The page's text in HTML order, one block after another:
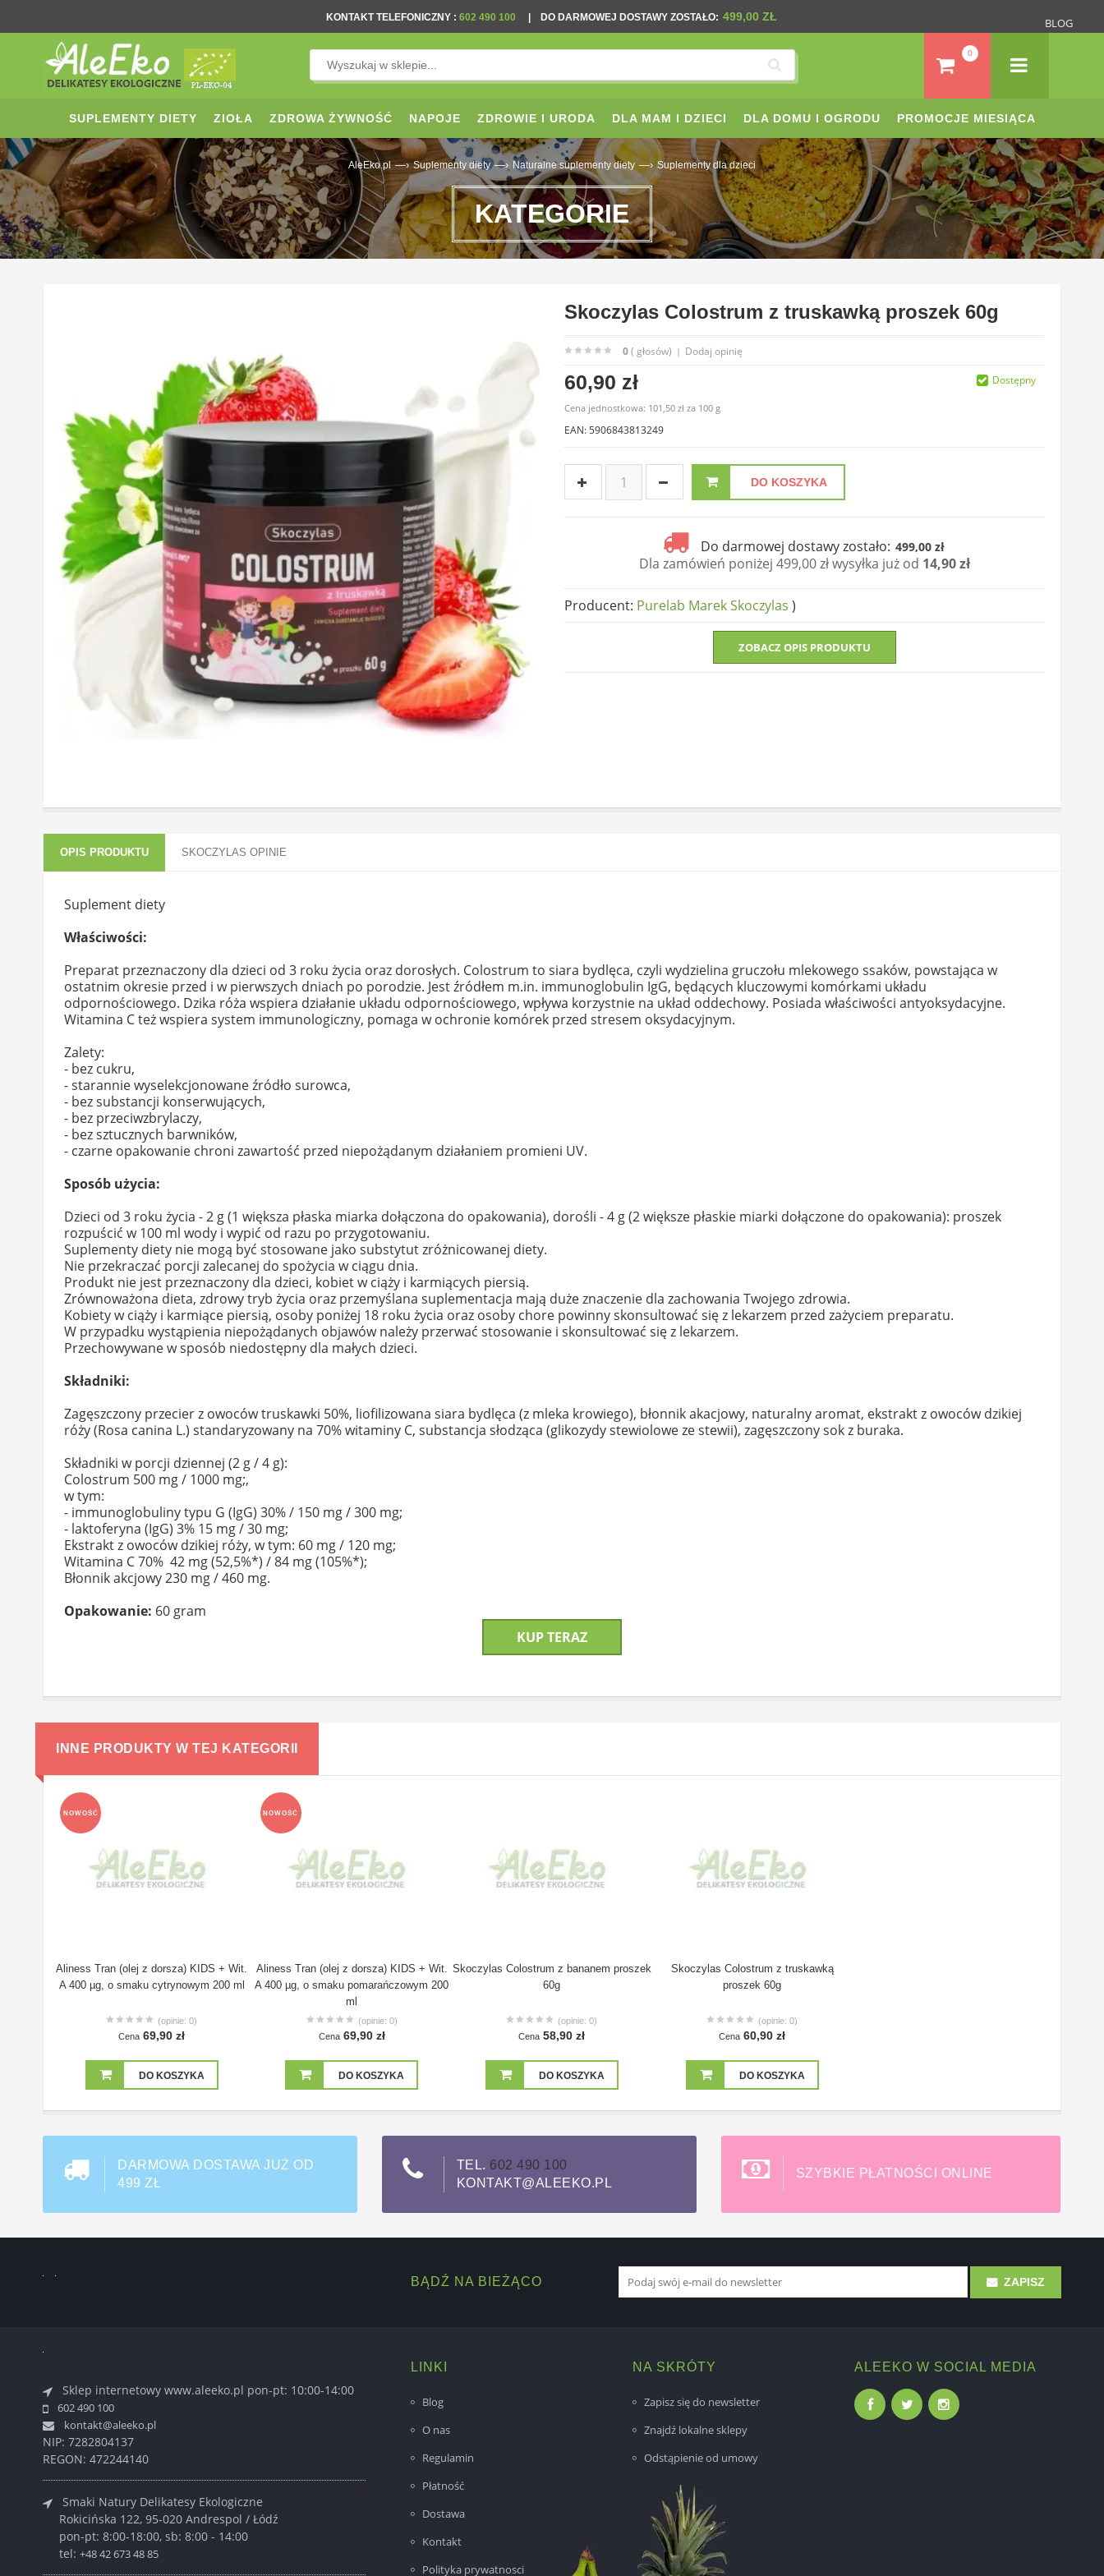
BLOG
KONTAKT TELEFONICZNY : 602 490 100 DO DARMOWEJ DOSTAWY ZOSTAŁO: 499,00 ZŁ
0
SUPLEMENTY DIETY ZIOŁA ZDROWA ŻYWNOŚĆ NAPOJE ZDROWIE I URODA DLA MAM I DZIECI DLA DOMU I OGRODU PROMOCJE MIESIĄCA
AleEko.pl —› Suplementy diety —› Naturalne suplementy diety —› Suplementy dla dzieci
KATEGORIE
Skoczylas Colostrum z truskawką proszek 60g
0( głosów) | Dodaj opinię
60,90 zł
Cena jednostkowa: 101,50 zł za 100 g
EAN: 5906843813249
DO KOSZYKA
Do darmowej dostawy zostało: 499,00 zł
Dla zamówień poniżej 499,00 zł wysyłka już od 14,90 zł
Dostępny
Producent: Purelab Marek Skoczylas )
ZOBACZ OPIS PRODUKTU
OPIS PRODUKTU SKOCZYLAS OPINIE
Suplement diety
Właściwości:
Preparat przeznaczony dla dzieci od 3 roku życia oraz dorosłych. Colostrum to siara bydlęca, czyli wydzielina gruczołu mlekowego ssaków, powstająca w
ostatnim okresie przed i w pierwszych dniach po porodzie. Jest źródłem m.in. immunoglobulin IgG, będących kluczowymi komórkami układu
odpornościowego. Dzika róża wspiera działanie układu odpornościowego, wpływa korzystnie na układ oddechowy. Posiada właściwości antyoksydacyjne.
Witamina C też wspiera system immunologiczny, pomaga w ochronie komórek przed stresem oksydacyjnym.
Zalety:
- bez cukru,
- starannie wyselekcjonowane źródło surowca,
- bez substancji konserwujących,
- bez przeciwzbrylaczy,
- bez sztucznych barwników,
- czarne opakowanie chroni zawartość przed niepożądanym działaniem promieni UV.
Sposób użycia:
Dzieci od 3 roku życia - 2 g (1 większa płaska miarka dołączona do opakowania), dorośli - 4 g (2 większe płaskie miarki dołączone do opakowania): proszek
rozpuścić w 100 ml wody i wypić od razu po przygotowaniu.
Suplementy diety nie mogą być stosowane jako substytut zróżnicowanej diety.
Nie przekraczać porcji zalecanej do spożycia w ciągu dnia.
Produkt nie jest przeznaczony dla dzieci, kobiet w ciąży i karmiących piersią.
Zrównoważona dieta, zdrowy tryb życia oraz przemyślana suplementacja mają duże znaczenie dla zachowania Twojego zdrowia.
Kobiety w ciąży i karmiące piersią, osoby poniżej 18 roku życia oraz osoby chore powinny skonsultować się z lekarzem przed zażyciem preparatu.
W przypadku wystąpienia niepożądanych objawów należy przerwać stosowanie i skonsultować się z lekarzem.
Przechowywane w sposób niedostępny dla małych dzieci.
Składniki:
Zagęszczony przecier z owoców truskawki 50%, liofilizowana siara bydlęca (z mleka krowiego), błonnik akacjowy, naturalny aromat, ekstrakt z owoców dzikiej
róży (Rosa canina L.) standaryzowany na 70% witaminy C, substancja słodząca (glikozydy stewiolowe ze stewii), zagęszczony sok z buraka.
Składniki w porcji dziennej (2 g / 4 g):
Colostrum 500 mg / 1000 mg;,
w tym:
- immunoglobuliny typu G (IgG) 30% / 150 mg / 300 mg;
- laktoferyna (IgG) 3% 15 mg / 30 mg;
Ekstrakt z owoców dzikiej róży, w tym: 60 mg / 120 mg;
Witamina C 70% 42 mg (52,5%*) / 84 mg (105%*);
Błonnik akcjowy 230 mg / 460 mg.
Opakowanie: 60 gram
KUP TERAZ
INNE PRODUKTY W TEJ KATEGORII
NOWOŚĆ
Aliness Tran (olej z dorsza) KIDS + Wit.
A 400 µg, o smaku cytrynowym 200 ml
(opinie: 0)
Cena 69,90 zł
DO KOSZYKA
NOWOŚĆ
Aliness Tran (olej z dorsza) KIDS + Wit.
A 400 µg, o smaku pomarańczowym 200
ml
(opinie: 0)
Cena 69,90 zł
DO KOSZYKA
Skoczylas Colostrum z bananem proszek
60g
(opinie: 0)
Cena 58,90 zł
DO KOSZYKA
Skoczylas Colostrum z truskawką
proszek 60g
(opinie: 0)
Cena 60,90 zł
DO KOSZYKA
DARMOWA DOSTAWA JUŻ OD
499 ZŁ
TEL. 602 490 100
KONTAKT@ALEEKO.PL
SZYBKIE PŁATNOŚCI ONLINE
BĄDŹ NA BIEŻĄCO ZAPISZ
Sklep internetowy www.aleeko.pl pon-pt: 10:00-14:00
602 490 100
kontakt@aleeko.pl
NIP: 7282804137
REGON: 472244140
Smaki Natury Delikatesy Ekologiczne
Rokicińska 122, 95-020 Andrespol / Łódź
pon-pt: 8:00-18:00, sb: 8:00 - 14:00
tel: +48 42 673 48 85
LINKI
Blog
O nas
Regulamin
Płatność
Dostawa
Kontakt
Polityka prywatnosci
NA SKRÓTY
Zapisz się do newsletter
Znajdź lokalne sklepy
Odstąpienie od umowy
ALEEKO W SOCIAL MEDIA